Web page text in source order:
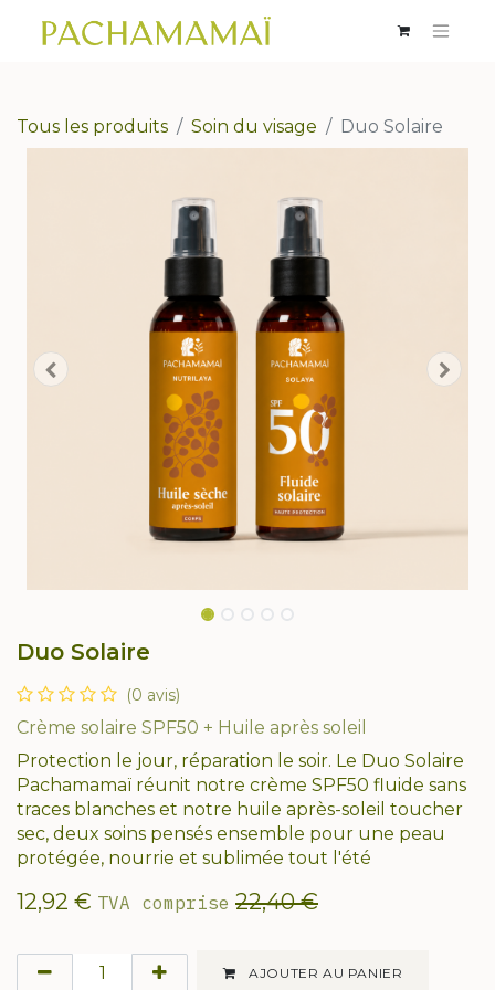
Tous les produits Soin du visage Duo Solaire
Duo Solaire
(0 avis)
Crème solaire SPF50 + Huile après soleil
Protection le jour, réparation le soir. Le Duo Solaire
Pachamamaï réunit notre crème SPF50 fluide sans
traces blanches et notre huile après-soleil toucher
sec, deux soins pensés ensemble pour une peau
protégée, nourrie et sublimée tout l'été
12,92 € TVA comprise 22,40€
AJOUTER AU PANIER